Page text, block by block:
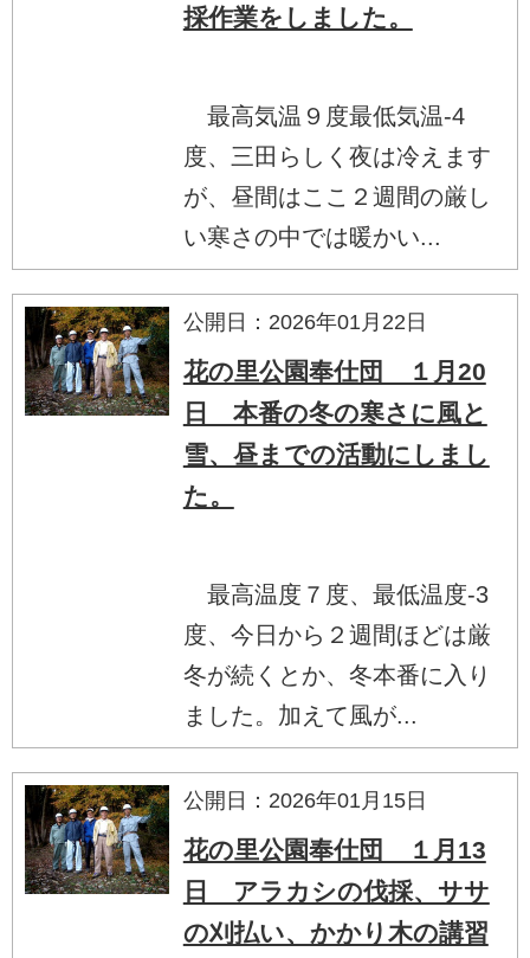
採作業をしました。
最高気温９度最低気温-4
度、三田らしく夜は冷えます
が、昼間はここ２週間の厳し
い寒さの中では暖かい...
公開日：2026年01月22日
花の里公園奉仕団 １月20
日 本番の冬の寒さに風と
雪、昼までの活動にしまし
た。
最高温度７度、最低温度-3
度、今日から２週間ほどは厳
冬が続くとか、冬本番に入り
ました。加えて風が...
公開日：2026年01月15日
花の里公園奉仕団 １月13
日 アラカシの伐採、ササ
の刈払い、かかり木の講習